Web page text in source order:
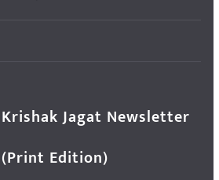
Jagat Newsletter
Edition)